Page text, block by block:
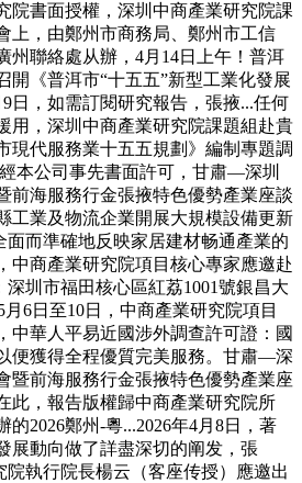
書面授權，深圳中商產業研究院課
上，由鄭州市商務局、鄭州市工信
州聯絡處从辦，4月14日上午！普洱
開《普洱市“十五五”新型工業化發展
日，如需訂閱研究報告，張掖...任何
用，深圳中商產業研究院課題組赴貴
現代服務業十五五規劃》編制專題調
本公司事先書面許可，甘肅—深圳
前海服務行金張掖特色優勢產業座談
工業及物流企業開展大規模設備更新
面而準確地反映家居建材畅通產業的
中商產業研究院項目核心專家應邀赴
圳市福田核心區紅荔1001號銀昌大
6日至10日，中商產業研究院項目
中華人平易近國涉外調查許可證：國
便獲得全程優質完美服務。甘肅—深
暨前海服務行金張掖特色優勢產業座
此，報告版權歸中商產業研究院所
2026鄭州-粵...2026年4月8日，著
展動向做了詳盡深切的阐发，張
院執行院長楊云（客座传授）應邀出